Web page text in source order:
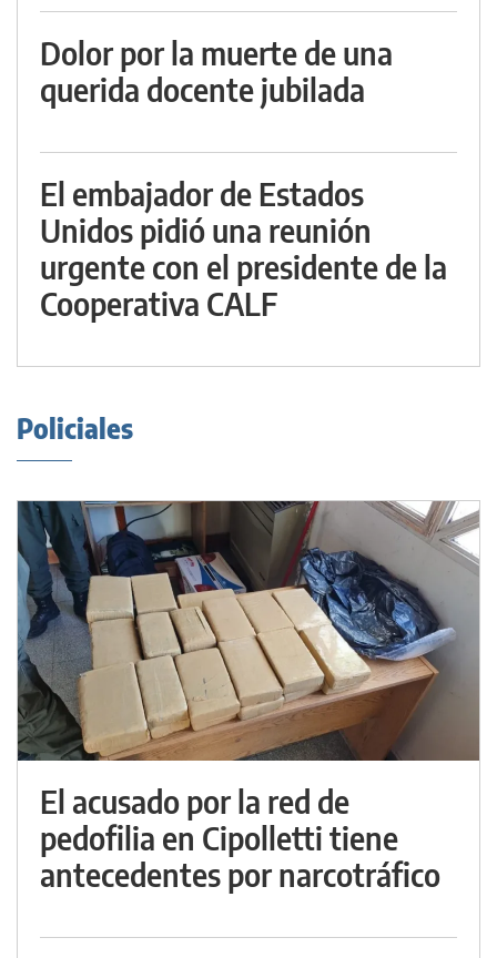
Dolor por la muerte de una
querida docente jubilada
El embajador de Estados
Unidos pidió una reunión
urgente con el presidente de la
Cooperativa CALF
Policiales
El acusado por la red de
pedofilia en Cipolletti tiene
antecedentes por narcotráfico